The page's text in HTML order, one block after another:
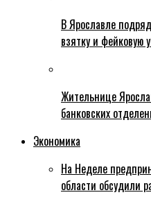
В Ярославле
взятку и фейковую
Жительнице
банковских
Экономика
На Неделе
области обсудили